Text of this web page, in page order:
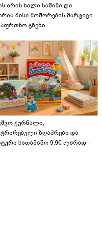
არის ხალი საშიში და
მისი მოშორების მარტივი
გზები
ჟურნალი,
ზღაპრები და
სათამაშო 9.90 ლარად -